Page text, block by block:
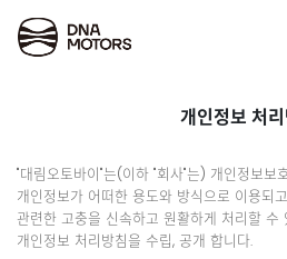
개인정보 처
"대림오토바이"는(이하 "회사"는) 개인정보보
개인정보가 어떠한 용도와 방식으로 이용되
관련한 고충을 신속하고 원활하게 처리할 수
개인정보 처리방침을 수립, 공개 합니다.